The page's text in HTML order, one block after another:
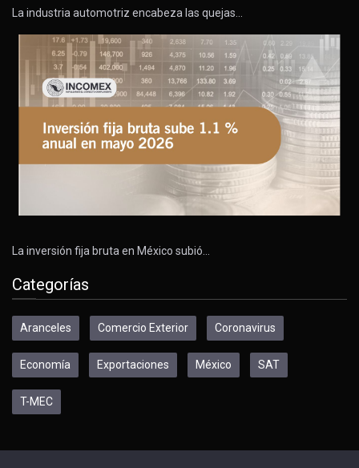
La industria automotriz encabeza las quejas…
La inversión fija bruta en México subió…
Categorías
Aranceles Comercio Exterior Coronavirus
Economía Exportaciones México SAT
T-MEC